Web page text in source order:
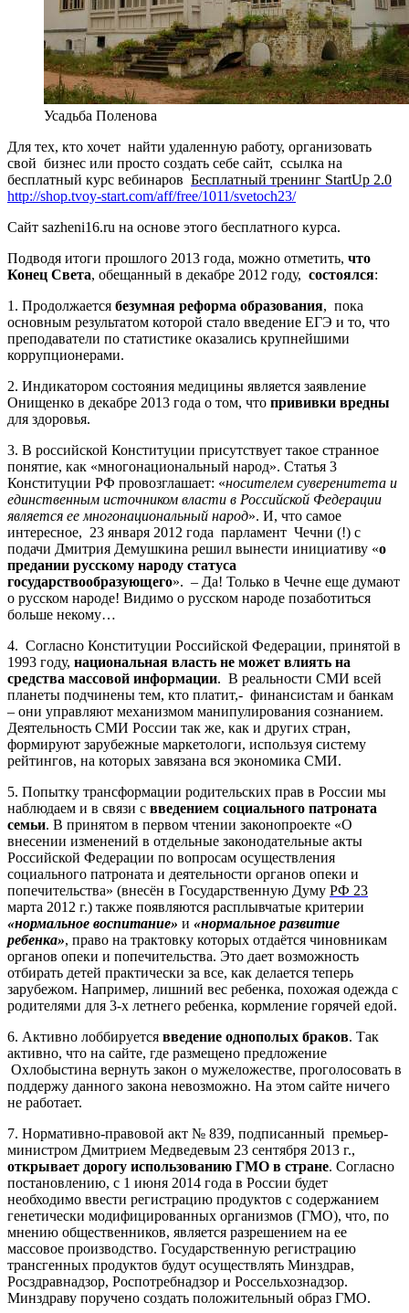
Усадьба Поленова
Для тех, кто хочет найти удаленную работу, организовать
свой бизнес или просто создать себе сайт, ссылка на
бесплатный курс вебинаров Бесплатный тренинг StartUp 2.0
http://shop.tvoy-start.com/aff/free/1011/svetoch23/
Сайт sazheni16.ru на основе этого бесплатного курса.
Подводя итоги прошлого 2013 года, можно отметить, что
Конец Света, обещанный в декабре 2012 году, состоялся:
1. Продолжается безумная реформа образования, пока
основным результатом которой стало введение ЕГЭ и то, что
преподаватели по статистике оказались крупнейшими
коррупционерами.
2. Индикатором состояния медицины является заявление
Онищенко в декабре 2013 года о том, что прививки вредны
для здоровья.
3. В российской Конституции присутствует такое странное
понятие, как «многонациональный народ». Статья 3
Конституции РФ провозглашает: «носителем суверенитета и
единственным источником власти в Российской Федерации
является ее многонациональный народ». И, что самое
интересное, 23 января 2012 года парламент Чечни (!) с
подачи Дмитрия Демушкина решил вынести инициативу «о
предании русскому народу статуса
государствообразующего». – Да! Только в Чечне еще думают
о русском народе! Видимо о русском народе позаботиться
больше некому…
4. Согласно Конституции Российской Федерации, принятой в
1993 году, национальная власть не может влиять на
средства массовой информации. В реальности СМИ всей
планеты подчинены тем, кто платит,- финансистам и банкам
– они управляют механизмом манипулирования сознанием.
Деятельность СМИ России так же, как и других стран,
формируют зарубежные маркетологи, используя систему
рейтингов, на которых завязана вся экономика СМИ.
5. Попытку трансформации родительских прав в России мы
наблюдаем и в связи с введением социального патроната
семьи. В принятом в первом чтении законопроекте «О
внесении изменений в отдельные законодательные акты
Российской Федерации по вопросам осуществления
социального патроната и деятельности органов опеки и
попечительства» (внесён в Государственную Думу РФ 23
марта 2012 г.) также появляются расплывчатые критерии
«нормальное воспитание» и «нормальное развитие
ребенка», право на трактовку которых отдаётся чиновникам
органов опеки и попечительства. Это дает возможность
отбирать детей практически за все, как делается теперь
зарубежом. Например, лишний вес ребенка, похожая одежда с
родителями для 3-х летнего ребенка, кормление горячей едой.
6. Активно лоббируется введение однополых браков. Так
активно, что на сайте, где размещено предложение
Охлобыстина вернуть закон о мужеложестве, проголосовать в
поддержу данного закона невозможно. На этом сайте ничего
не работает.
7. Нормативно-правовой акт № 839, подписанный премьер-
министром Дмитрием Медведевым 23 сентября 2013 г.,
открывает дорогу использованию ГМО в стране. Согласно
постановлению, с 1 июня 2014 года в России будет
необходимо ввести регистрацию продуктов с содержанием
генетически модифицированных организмов (ГМО), что, по
мнению общественников, является разрешением на ее
массовое производство. Государственную регистрацию
трансгенных продуктов будут осуществлять Минздрав,
Росздравнадзор, Роспотребнадзор и Россельхознадзор.
Минздраву поручено создать положительный образ ГМО.